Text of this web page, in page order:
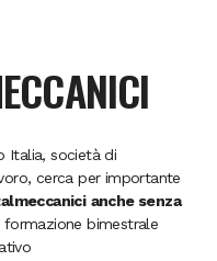
Italia, società di
cerca per importante
anche senza
bimestrale